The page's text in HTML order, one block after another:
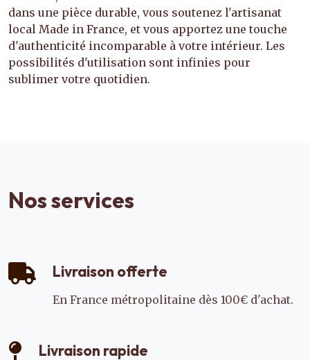
dans une pièce durable, vous soutenez l'artisanat
local Made in France, et vous apportez une touche
d'authenticité incomparable à votre intérieur. Les
possibilités d'utilisation sont infinies pour
sublimer votre quotidien.
Nos services
Livraison offerte
En France métropolitaine dès 100€ d'achat.
Livraison rapide